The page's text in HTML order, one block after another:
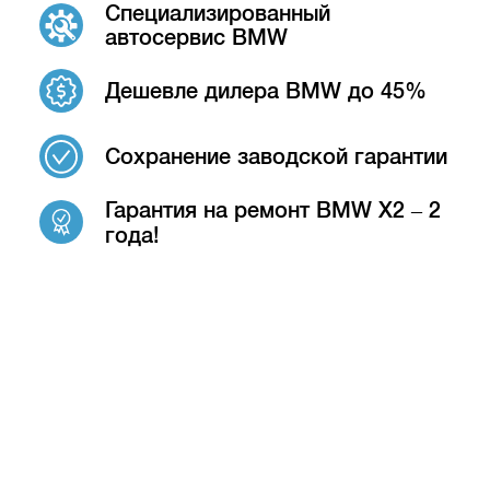
Специализированный
автосервис BMW
Дешевле дилера BMW до 45%
Сохранение заводской гарантии
Гарантия на ремонт BMW X2 – 2
года!